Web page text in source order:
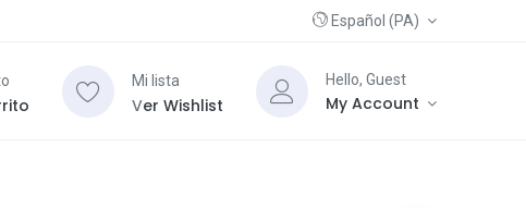
Español (PA)
Mi lista
Ver Wishlist
Hello, Guest
My Account